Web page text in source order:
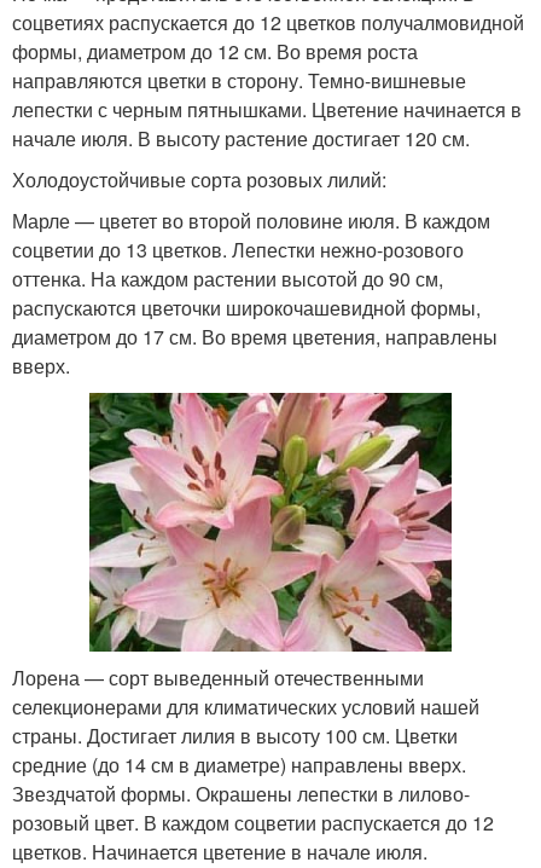
соцветиях распускается до 12 цветков получалмовидной
формы, диаметром до 12 см. Во время роста
направляются цветки в сторону. Темно-вишневые
лепестки с черным пятнышками. Цветение начинается в
начале июля. В высоту растение достигает 120 см.
Холодоустойчивые сорта розовых лилий:
Марле — цветет во второй половине июля. В каждом
соцветии до 13 цветков. Лепестки нежно-розового
оттенка. На каждом растении высотой до 90 см,
распускаются цветочки широкочашевидной формы,
диаметром до 17 см. Во время цветения, направлены
вверх.
Лорена — сорт выведенный отечественными
селекционерами для климатических условий нашей
страны. Достигает лилия в высоту 100 см. Цветки
средние (до 14 см в диаметре) направлены вверх.
Звездчатой формы. Окрашены лепестки в лилово-
розовый цвет. В каждом соцветии распускается до 12
цветков. Начинается цветение в начале июля.